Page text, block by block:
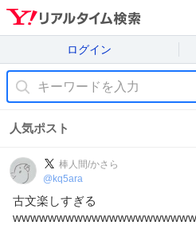
ログイン
人気ポスト
棒人間/かさら
@ kq5ara
古文楽しすぎる